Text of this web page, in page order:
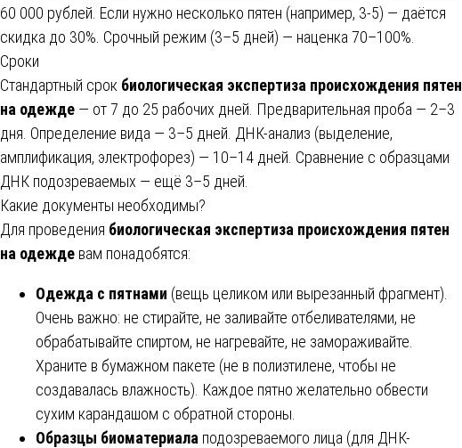
60 000 рублей. Если нужно несколько пятен (например, 3-5) — даётся
скидка до 30%. Срочный режим (3–5 дней) — наценка 70–100%.
Сроки
Стандартный срок биологическая экспертиза происхождения пятен
на одежде — от 7 до 25 рабочих дней. Предварительная проба — 2–3
дня. Определение вида — 3–5 дней. ДНК-анализ (выделение,
амплификация, электрофорез) — 10–14 дней. Сравнение с образцами
ДНК подозреваемых — ещё 3–5 дней.
Какие документы необходимы?
Для проведения биологическая экспертиза происхождения пятен
на одежде вам понадобятся:
Одежда с пятнами (вещь целиком или вырезанный фрагмент).
Очень важно: не стирайте, не заливайте отбеливателями, не
обрабатывайте спиртом, не нагревайте, не замораживайте.
Храните в бумажном пакете (не в полиэтилене, чтобы не
создавалась влажность). Каждое пятно желательно обвести
сухим карандашом с обратной стороны.
Образцы биоматериала подозреваемого лица (для ДНК-